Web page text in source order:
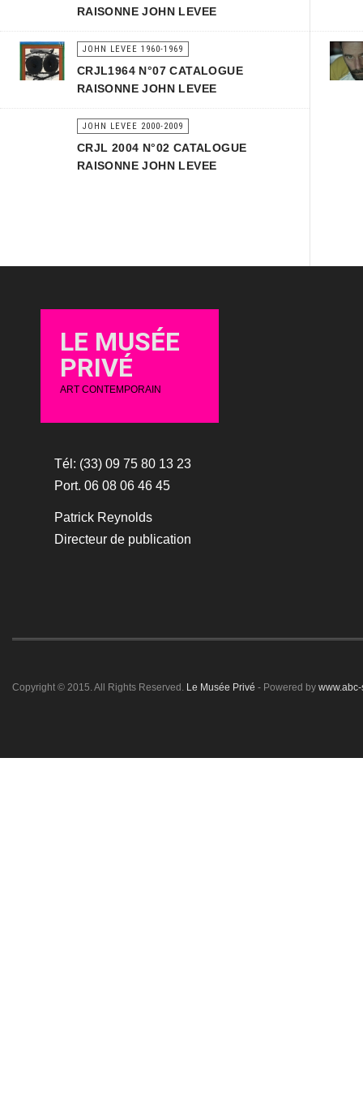
RAISONNE JOHN LEVEE
JOHN LEVEE 1960-1969
CRJL1964 N°07 CATALOGUE
RAISONNE JOHN LEVEE
JOHN LEVEE 2000-2009
CRJL 2004 N°02 CATALOGUE
RAISONNE JOHN LEVEE
LE MUSÉE
PRIVÉ
ART CONTEMPORAIN
Tél: (33) 09 75 80 13 23
Port. 06 08 06 46 45
Patrick Reynolds
Directeur de publication
Copyright © 2015. All Rights Reserved. Le Musée Privé - Powered by